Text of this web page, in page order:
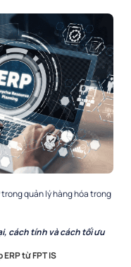
quản lý hàng hóa trong
cách tính và cách tối ưu
từ FPT IS